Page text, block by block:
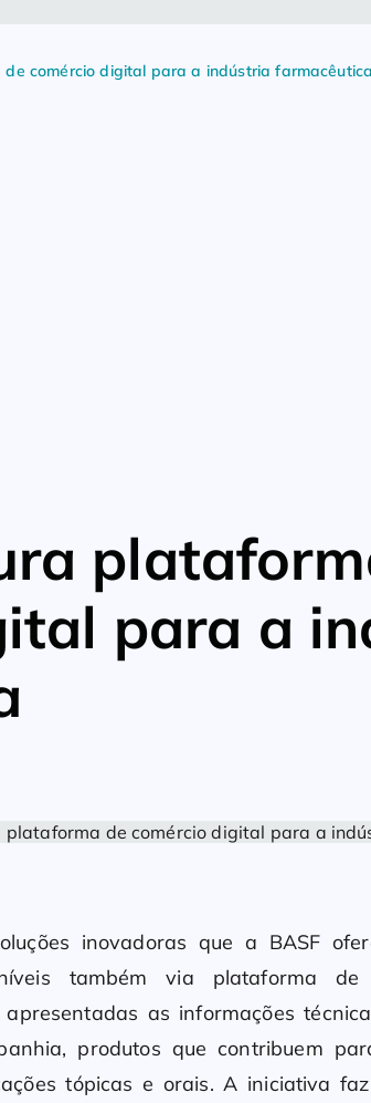
comércio digital para a indústria farmacêutica
para a
inovadoras que a BASF
também via plataforma de
as informações
produtos que contribuem
tópicas e orais. A iniciativa